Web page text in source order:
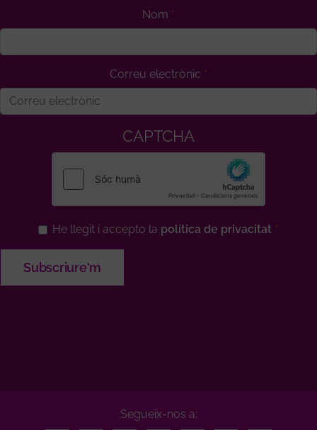
Nom
Correu electrònic
CAPTCHA
He llegit i accepto la política de privacitat
Segueix-nos a: